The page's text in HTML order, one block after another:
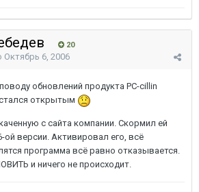
20
Октябрь 6, 2006
обновлений продукта PC-cillin
открытым
с сайта компании. Скормил ей
ой версии. Активировал его, всё
программа всё равно отказывается.
и ничего не происходит.